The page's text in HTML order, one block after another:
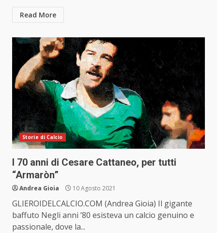
Read More
Storie di Calcio
I 70 anni di Cesare Cattaneo, per tutti
“Armaròn”
Andrea Gioia 10 Agosto 2021
GLIEROIDELCALCIO.COM (Andrea Gioia) Il gigante
baffuto Negli anni ’80 esisteva un calcio genuino e
passionale, dove la...